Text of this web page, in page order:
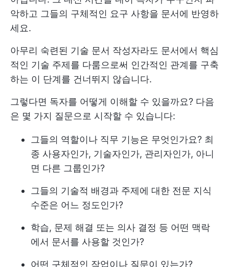
악하고 그들의 구체적인 요구 사항을 문서에 반영하
세요.
아무리 숙련된 기술 문서 작성자라도 문서에서 핵심
적인 기술 주제를 다룸으로써 인간적인 관계를 구축
하는 이 단계를 건너뛰지 않습니다.
그렇다면 독자를 어떻게 이해할 수 있을까요? 다음
은 몇 가지 질문으로 시작할 수 있습니다:
그들의 역할이나 직무 기능은 무엇인가요? 최
종 사용자인가, 기술자인가, 관리자인가, 아니
면 다른 그룹인가?
그들의 기술적 배경과 주제에 대한 전문 지식
수준은 어느 정도인가?
학습, 문제 해결 또는 의사 결정 등 어떤 맥락
에서 문서를 사용할 것인가?
어떤 구체적인 작업이나 질문이 있는가?